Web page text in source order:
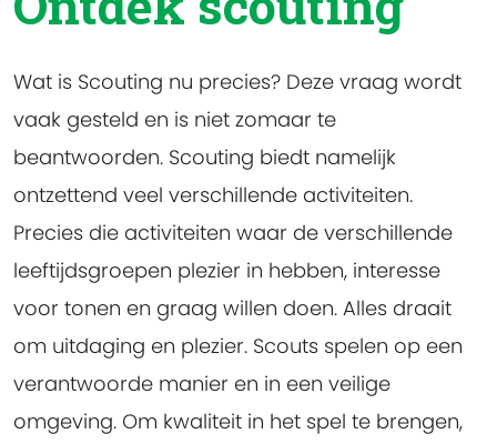
Wat is Scouting nu precies? Deze vraag wordt
vaak gesteld en is niet zomaar te
beantwoorden. Scouting biedt namelijk
ontzettend veel verschillende activiteiten.
Precies die activiteiten waar de verschillende
leeftijdsgroepen plezier in hebben, interesse
voor tonen en graag willen doen. Alles draait
om uitdaging en plezier. Scouts spelen op een
verantwoorde manier en in een veilige
omgeving. Om kwaliteit in het spel te brengen,